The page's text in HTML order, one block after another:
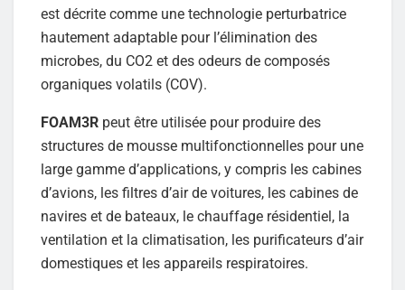
est décrite comme une technologie perturbatrice
hautement adaptable pour l’élimination des
microbes, du CO2 et des odeurs de composés
organiques volatils (COV).
FOAM3R peut être utilisée pour produire des
structures de mousse multifonctionnelles pour une
large gamme d’applications, y compris les cabines
d’avions, les filtres d’air de voitures, les cabines de
navires et de bateaux, le chauffage résidentiel, la
ventilation et la climatisation, les purificateurs d’air
domestiques et les appareils respiratoires.